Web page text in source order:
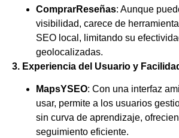
ComprarReseñas: Aunque
visibilidad, carece de
SEO local, limitando su
geolocalizadas.
3. Experiencia del Usuario y
MapsYSEO: Con una interfaz
usar, permite a los usuarios
sin curva de aprendizaje,
seguimiento eficiente.